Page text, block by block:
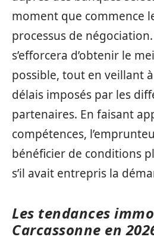
moment que commence
processus de
s’efforcera d’obtenir le
possible, tout en veillant
délais imposés par les
partenaires. En faisant
compétences,
bénéficier de conditions
s’il avait entrepris la
Les tendances
Carcassonne en